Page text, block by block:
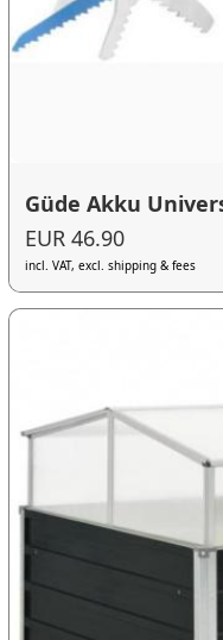
Güde Akku
EUR 46.90
incl. VAT, excl. shipping & fees